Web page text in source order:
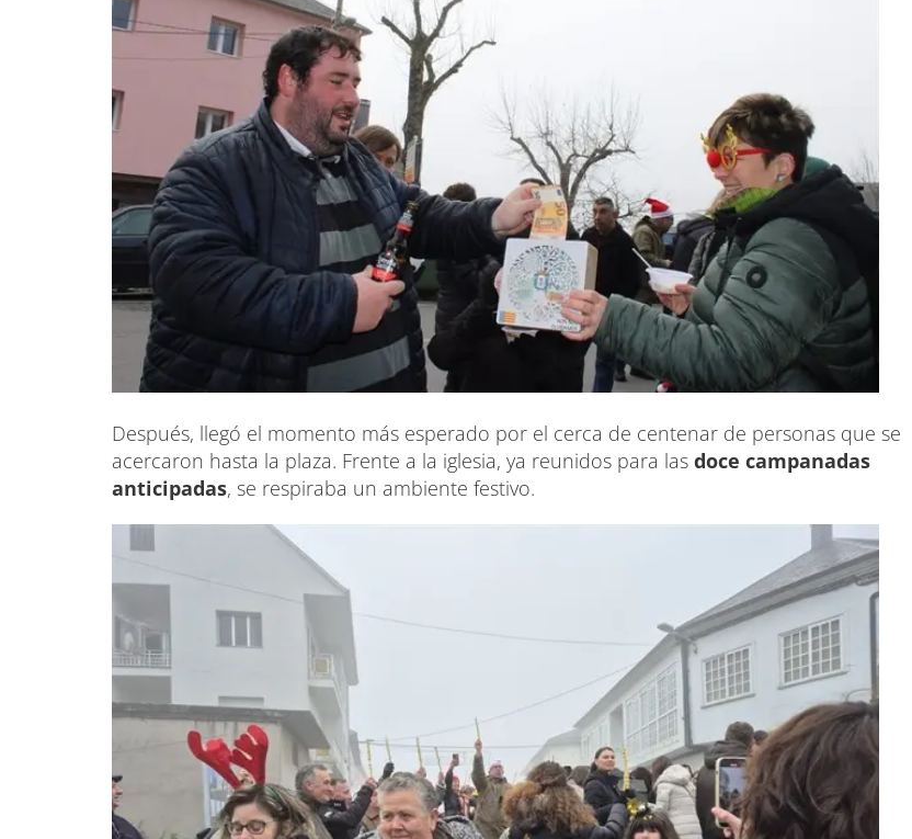
Después, llegó el momento más esperado por el cerca de centenar de personas que se
acercaron hasta la plaza. Frente a la iglesia, ya reunidos para las doce campanadas
anticipadas, se respiraba un ambiente festivo.